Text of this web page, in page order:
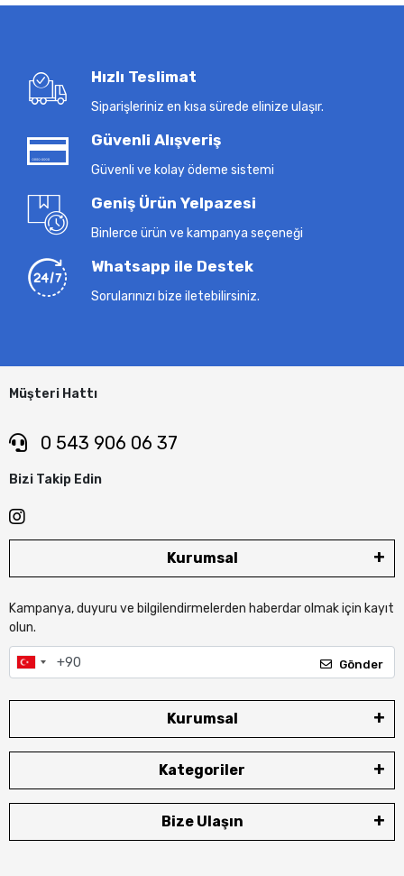
Hızlı Teslimat
Siparişleriniz en kısa sürede elinize ulaşır.
Güvenli Alışveriş
Güvenli ve kolay ödeme sistemi
Geniş Ürün Yelpazesi
Binlerce ürün ve kampanya seçeneği
Whatsapp ile Destek
Sorularınızı bize iletebilirsiniz.
Müşteri Hattı
0 543 906 06 37
Bizi Takip Edin
Kurumsal
Kampanya, duyuru ve bilgilendirmelerden haberdar olmak için kayıt
olun.
Gönder
Kurumsal
Kategoriler
Bize Ulaşın